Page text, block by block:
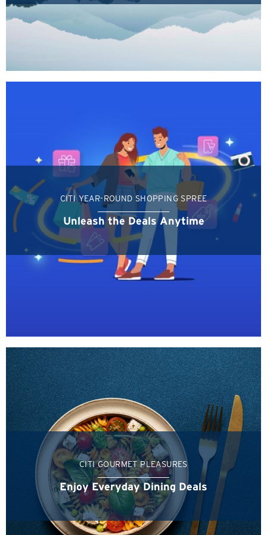
CITI YEAR-ROUND SHOPPING SPREE
Unleash the Deals Anytime
CITI GOURMET PLEASURES
Enjoy Everyday Dining Deals
Язык
Подтверждаю
ПОПУЛЯРНЫЕ НАПРАВЛЕНИЯ
ПОПУЛЯРНЫЕ НАПРАВЛЕНИЯ
Бангкок, Thailand
Гонконг
Сидней, Australia
Сингапур